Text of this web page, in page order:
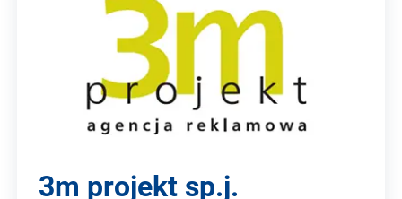
3m projekt sp.j.